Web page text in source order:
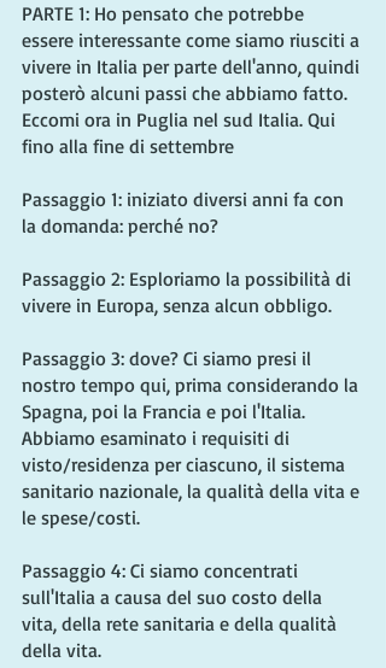
PARTE 1: Ho pensato che potrebbe
essere interessante come siamo riusciti a
vivere in Italia per parte dell'anno, quindi
posterò alcuni passi che abbiamo fatto.
Eccomi ora in Puglia nel sud Italia. Qui
fino alla fine di settembre
Passaggio 1: iniziato diversi anni fa con
la domanda: perché no?
Passaggio 2: Esploriamo la possibilità di
vivere in Europa, senza alcun obbligo.
Passaggio 3: dove? Ci siamo presi il
nostro tempo qui, prima considerando la
Spagna, poi la Francia e poi l'Italia.
Abbiamo esaminato i requisiti di
visto/residenza per ciascuno, il sistema
sanitario nazionale, la qualità della vita e
le spese/costi.
Passaggio 4: Ci siamo concentrati
sull'Italia a causa del suo costo della
vita, della rete sanitaria e della qualità
della vita.